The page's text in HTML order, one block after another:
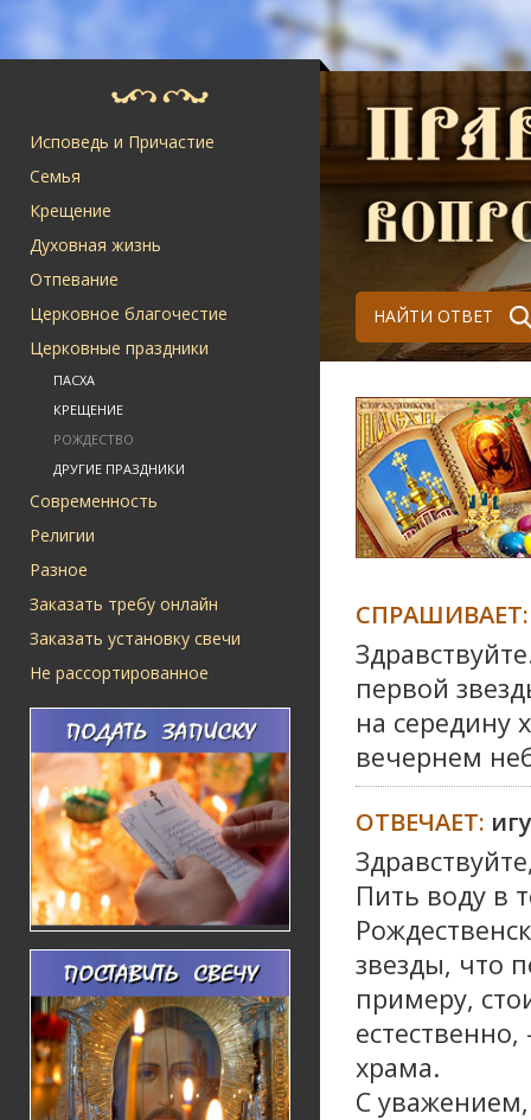
Исповедь и Причастие
Семья
Крещение
Духовная жизнь
Отпевание
Церковное благочестие
Церковные праздники
ПАСХА
КРЕЩЕНИЕ
РОЖДЕСТВО
ДРУГИЕ ПРАЗДНИКИ
Современность
Религии
Разное
Заказать требу онлайн
Заказать установку свечи
Не рассортированное
НАЙТИ ОТВЕТ
СПРАШИВАЕТ:
первой
на середину
вечернем
ОТВЕЧАЕТ:
Пить воду в
звезды, что
примеру,
храма.
С уважением,